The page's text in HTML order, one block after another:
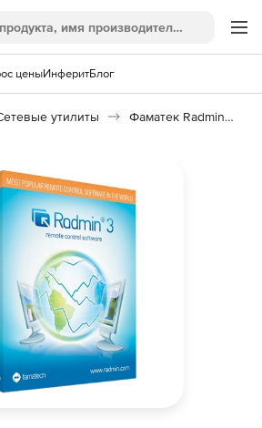
ценыИнферитБлог
утилиты Фаматек Radmin 3.5